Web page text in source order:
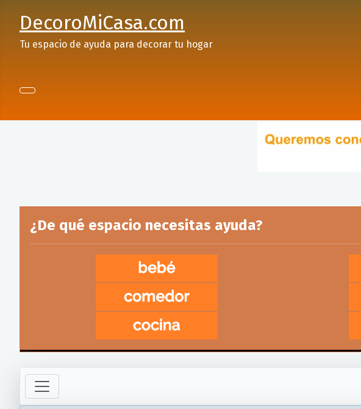
DecoroMiCasa.com
Tu espacio de ayuda para decorar tu hogar
¿De qué espacio necesitas ayuda?